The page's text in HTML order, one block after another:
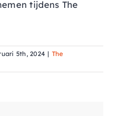
tijdens The
5th, 2024 | The